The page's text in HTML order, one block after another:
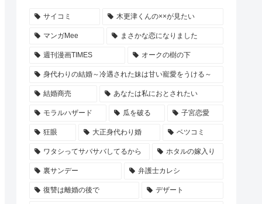
サイコミ 木更津くんの××が見たい
マンガMee まさかな恋になりました
週刊漫画TIMES オークの樹の下
身代わりの結婚～冷遇された妹は甘い寵愛をうける～
結婚商売 あなたは私におとされたい
モラルハザード 瓜を破る 子宮恋愛
狂眼 大正身代わり婚 ベツコミ
ワタシってサバサバしてるから ホタルの嫁入り
裏サンデー 弁護士カレシ
復讐は離婚の後で デザート